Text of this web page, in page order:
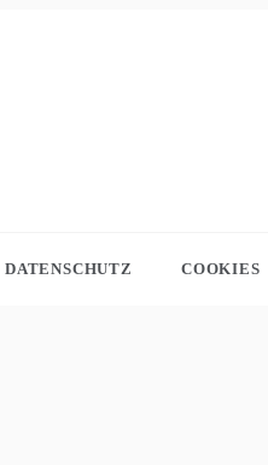
DATENSCHUTZ COOKIES